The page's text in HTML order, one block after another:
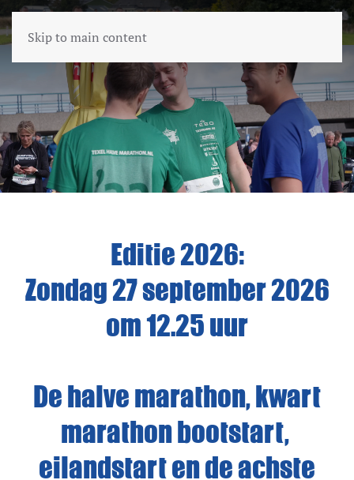
Skip to main content
Editie 2026:
Zondag 27 september 2026
om 12.25 uur
De halve marathon, kwart
marathon bootstart,
eilandstart en de achste